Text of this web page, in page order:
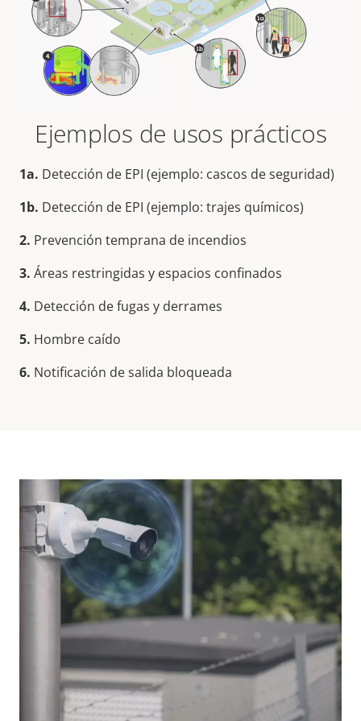
Ejemplos de usos prácticos
1a. Detección de EPI (ejemplo: cascos de seguridad)
1b. Detección de EPI (ejemplo: trajes químicos)
2. Prevención temprana de incendios
3. Áreas restringidas y espacios confinados
4. Detección de fugas y derrames
5. Hombre caído
6. Notificación de salida bloqueada